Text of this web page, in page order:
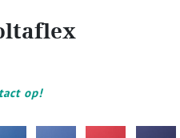
op!